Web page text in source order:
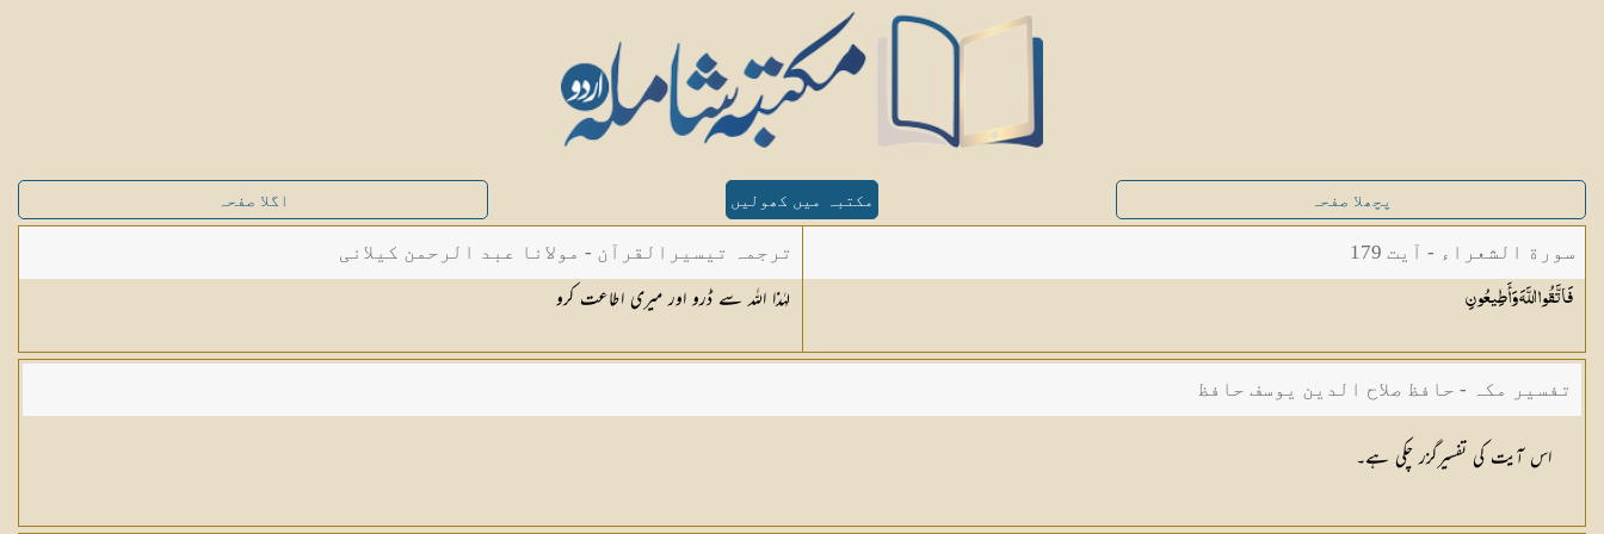
پچھلا صفحہ مکتبہ میں کھولیں اگلا صفحہ
سورة الشعراء - آیت 179
فَاتَّقُوا اللَّهَوَأَطِيعُونِ
ترجمہ تیسیرالقرآن - مولانا عبد الرحمن کیلانی
لہٰذا اللہ سے ڈرو اور میری اطاعت کرو
تفسیر مکہ - حافظ صلاح الدین یوسف حافظ
اس آیت کی تفسیرگزر چکی ہے۔